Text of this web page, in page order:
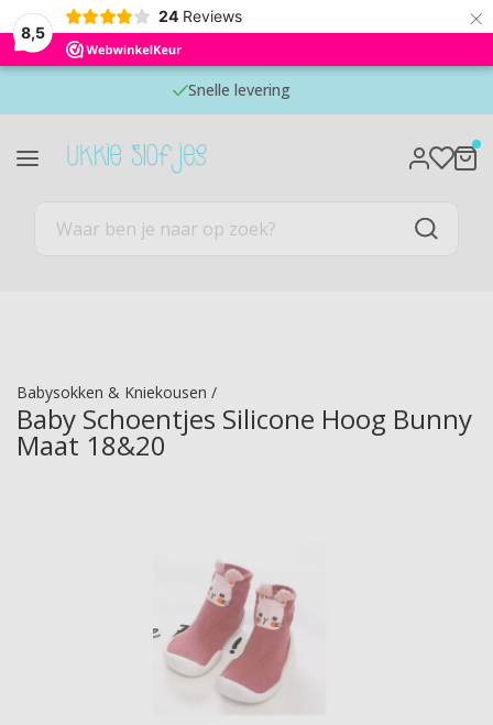
8,5
24 Reviews ×
Snelle levering
Babysokken & Kniekousen /
Baby Schoentjes Silicone Hoog Bunny
Maat 18&20